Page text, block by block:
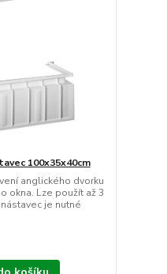
100x35x40cm
anglického dvorku
okna. Lze použít až 3
je nutné